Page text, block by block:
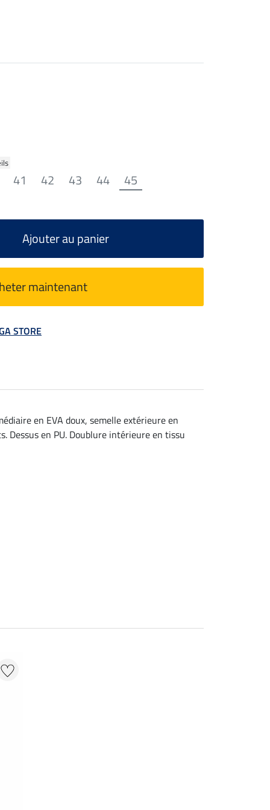
41 42 43 44 45
Ajouter au panier
maintenant
STORE
en EVA doux, semelle extérieure en
Dessus en PU. Doublure intérieure en tissu